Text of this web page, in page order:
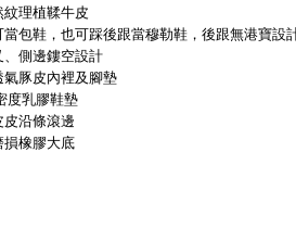
理植鞣牛皮
包鞋，也可踩後跟當穆勒鞋，後跟無港寶設
側邊鏤空設計
豚皮內裡及腳墊
度乳膠鞋墊
沿條滾邊
橡膠大底